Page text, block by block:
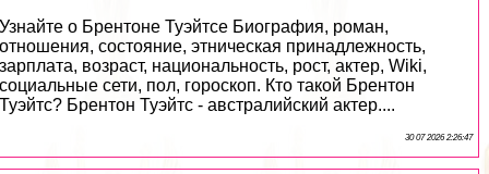
Узнайте о Брентоне Туэйтсе Биография, роман,
отношения, состояние, этническая принадлежность,
зарплата, возраст, национальность, рост, актер, Wiki,
социальные сети, пол, гороскоп. Кто такой Брентон
Туэйтс? Брентон Туэйтс - австралийский актер....
30 07 2026 2:26:47